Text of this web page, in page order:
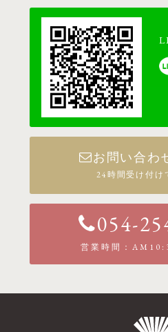
お問い合わ
24時間受け付け
054-
営業時間：